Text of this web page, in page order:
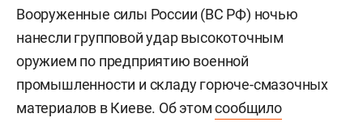
Вооруженные силы России (ВС РФ) ночью
нанесли групповой удар высокоточным
оружием по предприятию военной
промышленности и складу горюче-смазочных
материалов в Киеве. Об этомсообщило